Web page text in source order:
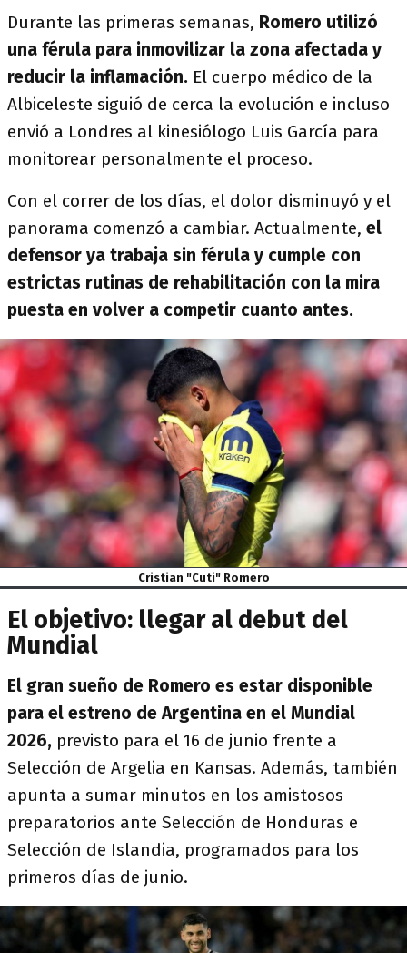
Durante las primeras semanas, Romero utilizó
una férula para inmovilizar la zona afectada y
reducir la inflamación. El cuerpo médico de la
Albiceleste siguió de cerca la evolución e incluso
envió a Londres al kinesiólogo Luis García para
monitorear personalmente el proceso.
Con el correr de los días, el dolor disminuyó y el
panorama comenzó a cambiar. Actualmente, el
defensor ya trabaja sin férula y cumple con
estrictas rutinas de rehabilitación con la mira
puesta en volver a competir cuanto antes.
Cristian "Cuti" Romero
El objetivo: llegar al debut del
Mundial
El gran sueño de Romero es estar disponible
para el estreno de Argentina en el Mundial
2026, previsto para el 16 de junio frente a
Selección de Argelia en Kansas. Además, también
apunta a sumar minutos en los amistosos
preparatorios ante Selección de Honduras e
Selección de Islandia, programados para los
primeros días de junio.